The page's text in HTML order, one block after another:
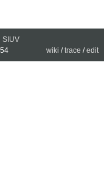
SIUV
wiki /trace /edit